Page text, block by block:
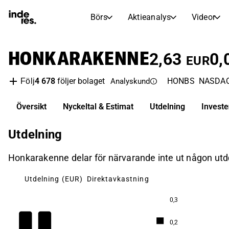
Börs Aktieanalys Videor
Börs
Utdelningskalender
Aktieanalys
inderesTV
Transkriptioner
Aktiejämförelse
Earnings Season
HONKARAKENNE2,63 EUR
Följ4 678 följer bolaget Analyskund HONBS
Översikt Nyckeltal & Estimat Utdelning
Utdelning
Honkarakenne delar för närvarande inte ut någon
Utdelning (EUR) Direktavkastning
0,3
0,2